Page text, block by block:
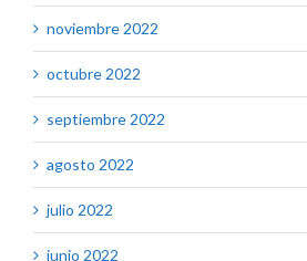
noviembre 2022
octubre 2022
septiembre 2022
agosto 2022
julio 2022
junio 2022